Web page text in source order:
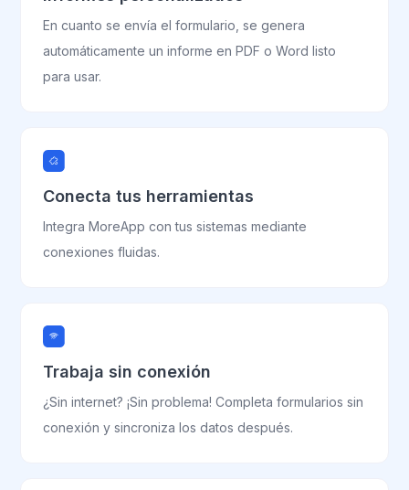
En cuanto se envía el formulario, se genera
automáticamente un informe en PDF o Word listo
para usar.
Conecta tus herramientas
Integra MoreApp con tus sistemas mediante
conexiones fluidas.
Trabaja sin conexión
¿Sin internet? ¡Sin problema! Completa formularios sin
conexión y sincroniza los datos después.